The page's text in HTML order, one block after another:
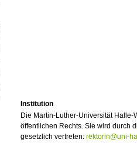
Institution
Die Martin-Luther-Universität
öffentlichen Rechts. Sie wird durch
gesetzlich vertreten: rektorin@uni-